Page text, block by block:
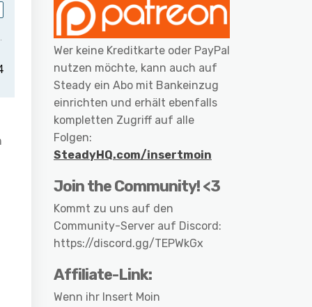
Wer keine Kreditkarte oder PayPal
nutzen möchte, kann auch auf
Steady ein Abo mit Bankeinzug
einrichten und erhält ebenfalls
kompletten Zugriff auf alle
Folgen:
SteadyHQ.com/insertmoin
Join the Community! <3
Kommt zu uns auf den
Community-Server auf Discord:
https://discord.gg/TEPWkGx
Affiliate-Link:
Wenn ihr Insert Moin